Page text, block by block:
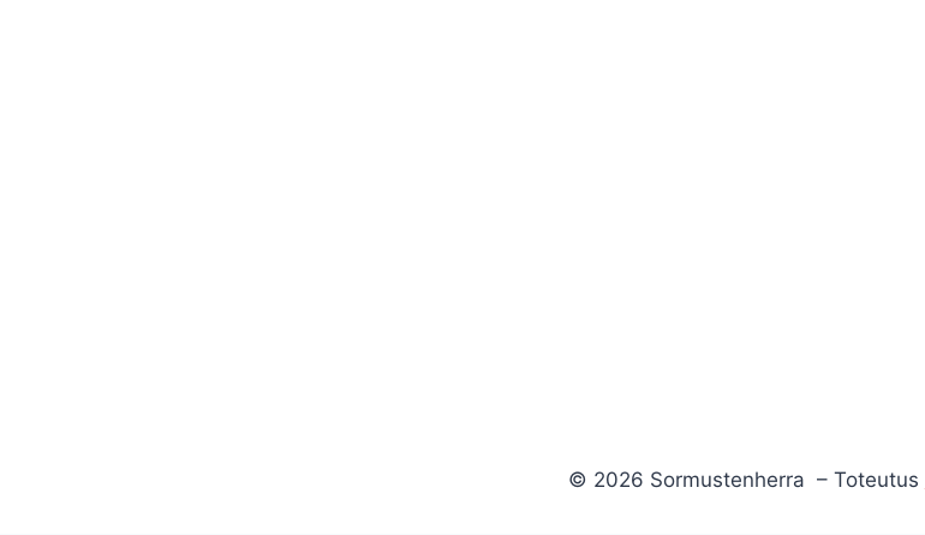
© 2026 Sormustenherra – Toteutus